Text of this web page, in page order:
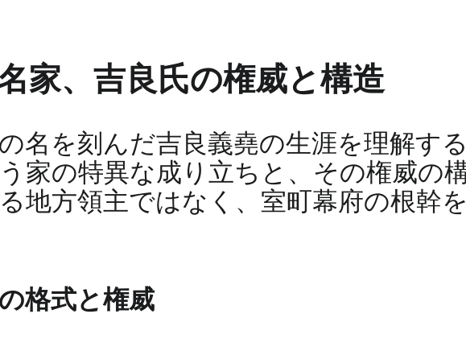
家、吉良氏の権威と構造
名を刻んだ吉良義堯の生涯を理解す
家の特異な成り立ちと、その権威の
地方領主ではなく、室町幕府の根幹
格式と権威